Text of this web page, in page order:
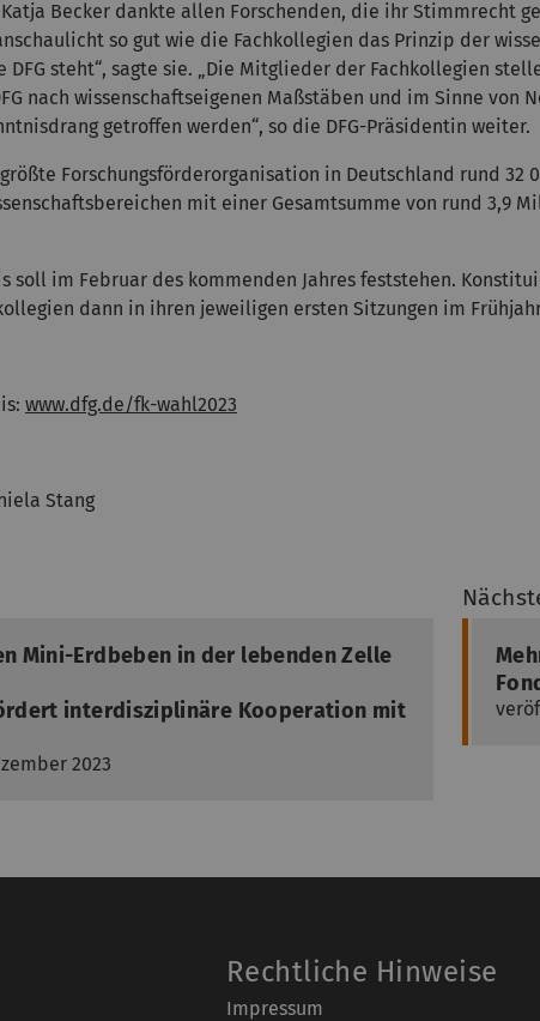
Becker dankte allen Forschenden, die ihr Stimmrecht
so gut wie die Fachkollegien das Prinzip der
steht“, sagte sie. „Die Mitglieder der Fachkollegien
nach wissenschaftseigenen Maßstäben und im Sinne von
getroffen werden“, so die DFG-Präsidentin weiter.
Forschungsförderorganisation in Deutschland rund 32
mit einer Gesamtsumme von rund 3,9
soll im Februar des kommenden Jahres feststehen.
dann in ihren jeweiligen ersten Sitzungen im
www.dfg.de/fk-wahl2023
Stang
Mini-Erdbeben in der lebenden Zelle
interdisziplinäre Kooperation mit
2023
Rechtliche Hinweise
Impressum